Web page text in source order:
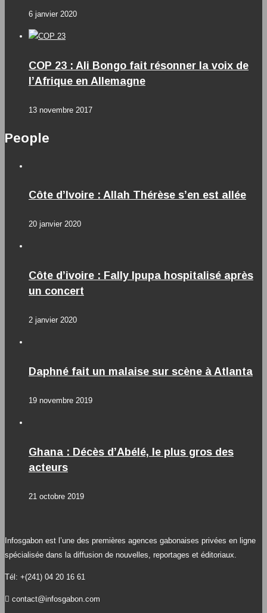
6 janvier 2020
COP 23 : Ali Bongo fait résonner la voix de
l’Afrique en Allemagne
13 novembre 2017
People
Côte d’Ivoire : Allah Thérèse s’en est allée
20 janvier 2020
Côte d’ivoire : Fally Ipupa hospitalisé après
un concert
2 janvier 2020
Daphné fait un malaise sur scène à Atlanta
19 novembre 2019
Ghana : Décès d’Abélé, le plus gros des
acteurs
21 octobre 2019
Infosgabon est l’une des premières agences gabonaises privées en ligne
spécialisée dans la diffusion de nouvelles, reportages et éditoriaux.
Tél: +(241) 04 20 16 61
contact@infosgabon.com